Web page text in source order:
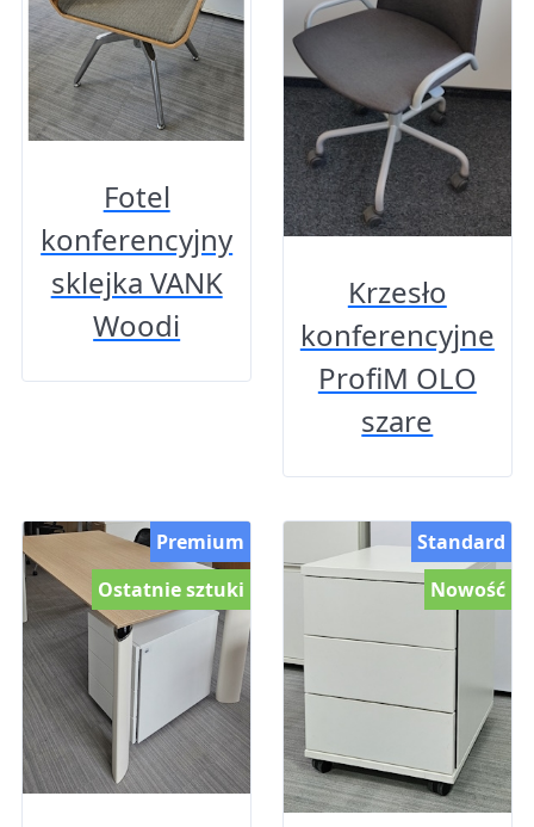
Fotel
konferencyjny
sklejka VANK
Woodi
Krzesło
konferencyjne
ProfiM OLO
szare
Ostatnie sztuki
Premium
Nowość
Standard